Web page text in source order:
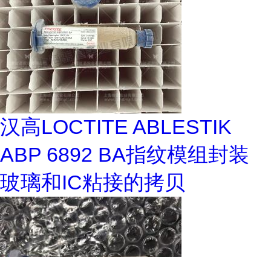
汉高LOCTITE ABLESTIK
ABP 6892 BA指纹模组封装
玻璃和IC粘接的拷贝